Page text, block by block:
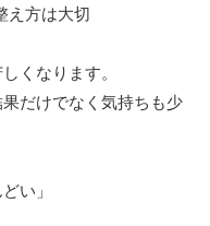
え方は大切
くなります。
だけでなく気持ちも少
い」